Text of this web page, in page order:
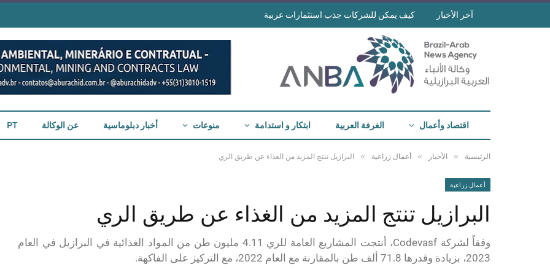
آخر الأخبار كيف يمكن للشركات جذب استثمارات عربية
اقتصاد وأعمال الغرفة العربية ابتكار و استدامة منوعات أخبار دبلوماسية عن الوكالة PT
الرئيسية » الأخبار » أعمال زراعية » البرازيل تنتج المزيد من الغذاء عن طريق الري
أعمال زراعية
البرازيل تنتج المزيد من الغذاء عن طريق الري
وفقاً لشركة Codevasf، أنتجت المشاريع العامة للري 4.11 مليون طن من المواد الغذائية في البرازيل في العام
2023، بزيادة وقدرها 71.8 ألف طن بالمقارنة مع العام 2022، مع التركيز على الفاكهة.